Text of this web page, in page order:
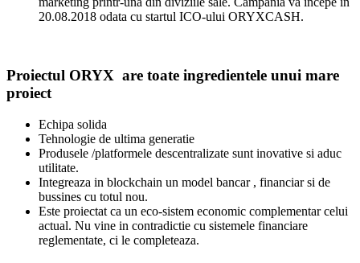
20.08.2018 odata cu startul ICO-ului ORYXCASH.
Proiectul ORYX are toate ingredientele unui mare
proiect
Echipa solida
Tehnologie de ultima generatie
Produsele /platformele descentralizate sunt inovative si aduc
utilitate.
Integreaza in blockchain un model bancar , financiar si de
bussines cu totul nou.
Este proiectat ca un eco-sistem economic complementar celui
actual. Nu vine in contradictie cu sistemele financiare
reglementate, ci le completeaza.